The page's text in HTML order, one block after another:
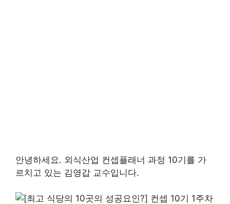
안녕하세요. 외식산업 컨셉플래너 과정 10기를 가
르치고 있는 김영갑 교수입니다.